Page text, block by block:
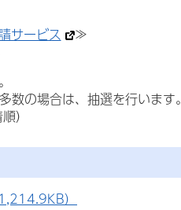
サービス
≫
の場合は、抽選を行います。
）
）